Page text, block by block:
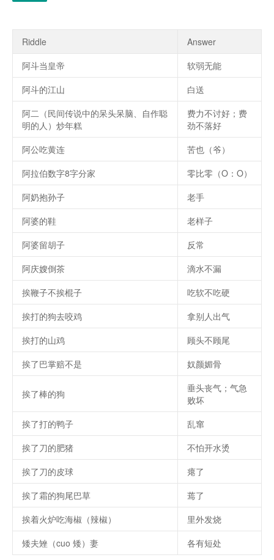
Riddle
Answer
阿斗当皇帝
软弱无能
阿斗的江山
白送
阿二（民间传说中的呆头呆脑、自作聪
明的人）炒年糕
费力不讨好；费
劲不落好
阿公吃黄连
苦也（爷）
阿拉伯数字8字分家
零比零（O：O）
阿奶抱孙子
老手
阿婆的鞋
老样子
阿婆留胡子
反常
阿庆嫂倒茶
滴水不漏
挨鞭子不挨棍子
吃软不吃硬
挨打的狗去咬鸡
拿别人出气
挨打的山鸡
顾头不顾尾
挨了巴掌赔不是
奴颜媚骨
挨了棒的狗
垂头丧气；气急
败坏
挨了打的鸭子
乱窜
挨了刀的肥猪
不怕开水烫
挨了刀的皮球
瘪了
挨了霜的狗尾巴草
蔫了
挨着火炉吃海椒（辣椒）
里外发烧
矮夫矬（cuo 矮）妻
各有短处